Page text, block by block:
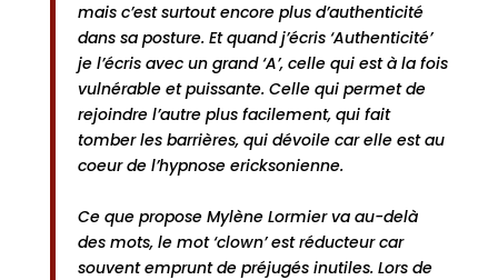
mais c’est surtout encore plus d’authenticité
dans sa posture. Et quand j’écris ‘Authenticité’
je l’écris avec un grand ‘A’, celle qui est à la fois
vulnérable et puissante. Celle qui permet de
rejoindre l’autre plus facilement, qui fait
tomber les barrières, qui dévoile car elle est au
coeur de l’hypnose ericksonienne.
Ce que propose Mylène Lormier va au-delà
des mots, le mot ‘clown’ est réducteur car
souvent emprunt de préjugés inutiles. Lors de